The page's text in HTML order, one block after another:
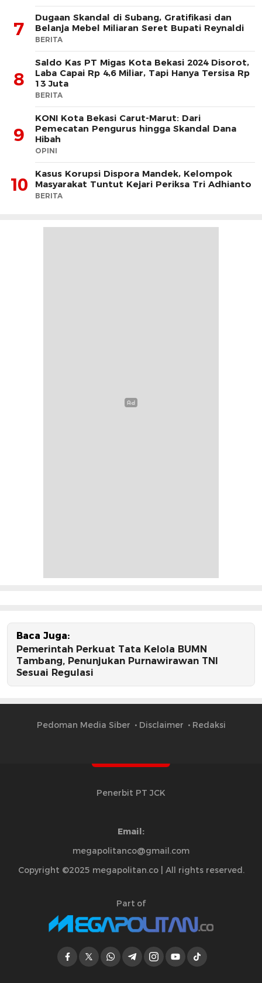
7
Dugaan Skandal di Subang, Gratifikasi dan
Belanja Mebel Miliaran Seret Bupati Reynaldi
BERITA
8
Saldo Kas PT Migas Kota Bekasi 2024 Disorot,
Laba Capai Rp 4,6 Miliar, Tapi Hanya Tersisa Rp
13 Juta
BERITA
9
KONI Kota Bekasi Carut-Marut: Dari
Pemecatan Pengurus hingga Skandal Dana
Hibah
OPINI
10
Kasus Korupsi Dispora Mandek, Kelompok
Masyarakat Tuntut Kejari Periksa Tri Adhianto
BERITA
Baca Juga:
Pemerintah Perkuat Tata Kelola BUMN
Tambang, Penunjukan Purnawirawan TNI
Sesuai Regulasi
Pedoman Media Siber Disclaimer Redaksi
Penerbit PT JCK
Email:
megapolitanco@gmail.com
Copyright ©2025 megapolitan.co | All rights reserved.
Part of